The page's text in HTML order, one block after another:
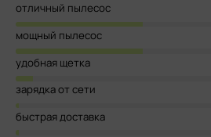
отличный пылесос
мощный пылесос
удобная щетка
зарядка от сети
быстрая доставка